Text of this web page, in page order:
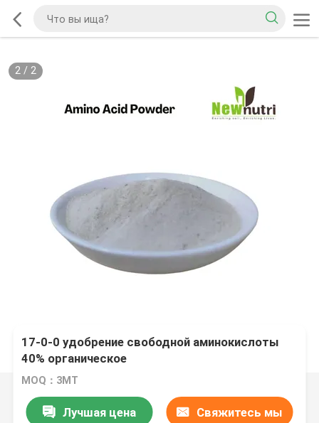
2/ 2
17-0-0 удобрение свободной аминокислоты
40% органическое
MOQ：3МТ
Лучшая цена Свяжитесь мы